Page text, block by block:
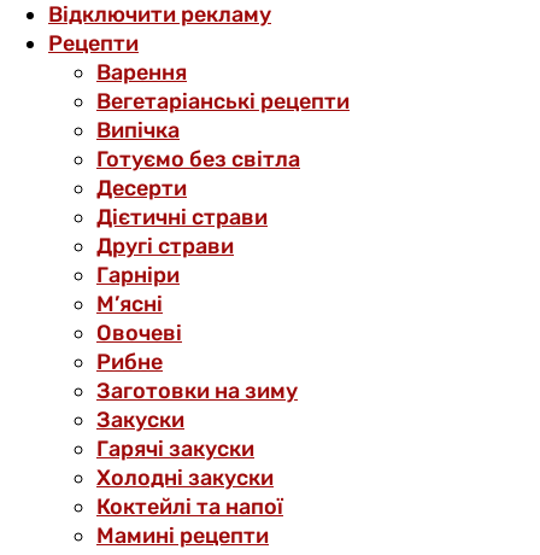
Відключити рекламу
Рецепти
Варення
Вегетаріанські рецепти
Випічка
Готуємо без світла
Десерти
Дієтичні страви
Другі страви
Гарніри
М’ясні
Овочеві
Рибне
Заготовки на зиму
Закуски
Гарячі закуски
Холодні закуски
Коктейлі та напої
Мамині рецепти